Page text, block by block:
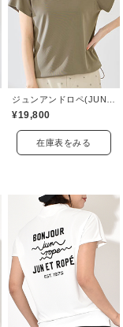
¥19,800
在庫表をみる